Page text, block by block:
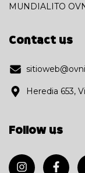
MUNDIALITO
Contact us
Heredia 653,
Follow us